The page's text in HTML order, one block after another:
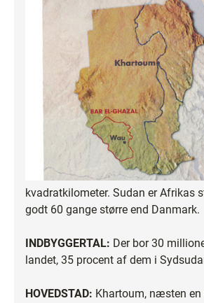
kvadratkilometer. Sudan er Afrikas
godt 60 gange større end Danmark.
INDBYGGERTAL: Der bor 30
landet, 35 procent af dem i
HOVEDSTAD: Khartoum, næsten